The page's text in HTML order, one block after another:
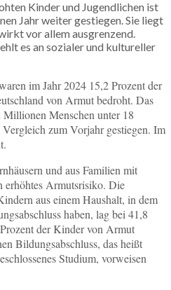
Kinder und Jugendlichen ist
Jahr weiter gestiegen. Sie liegt
vor allem ausgrenzend.
es an sozialer und kultureller
im Jahr 2024 15,2 Prozent der
von Armut bedroht. Das
Menschen unter 18
zum Vorjahr gestiegen. Im
und aus Familien mit
erhöhtes Armutsrisiko. Die
aus einem Haushalt, in dem
haben, lag bei 41,8
der Kinder von Armut
Bildungsabschluss, das heißt
Studium, vorweisen